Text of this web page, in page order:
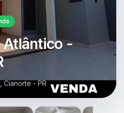
Atlântico -
Cianorte - PR